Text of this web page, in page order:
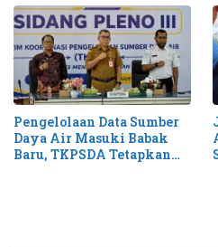
Pengelolaan Data Sumber
Daya Air Masuki Babak
Baru, TKPSDA Tetapkan